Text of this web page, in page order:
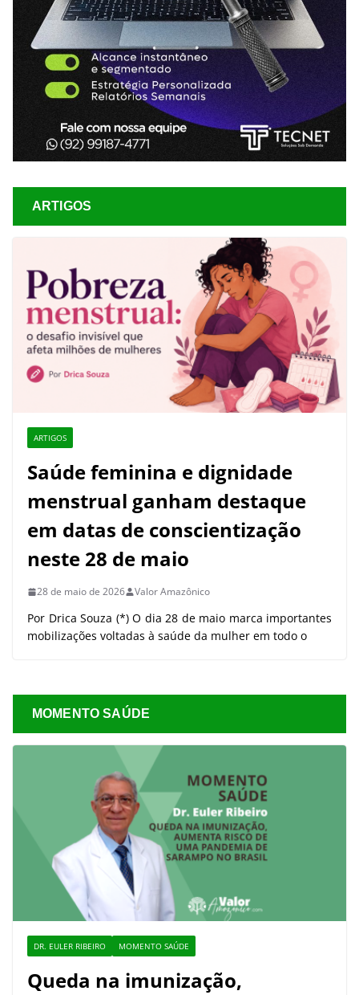
ARTIGOS
ARTIGOS
Saúde feminina e dignidade
menstrual ganham destaque
em datas de conscientização
neste 28 de maio
28 de maio de 2026 Valor Amazônico
Por Drica Souza (*) O dia 28 de maio marca importantes
mobilizações voltadas à saúde da mulher em todo o
MOMENTO SAÚDE
DR. EULER RIBEIRO MOMENTO SAÚDE
Queda na imunização,